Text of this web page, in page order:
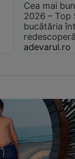
Cea mai
2026 –
bucătăria
adevarul.ro